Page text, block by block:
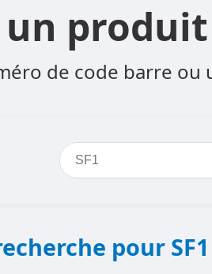
un produit
de code barre
pour SF1